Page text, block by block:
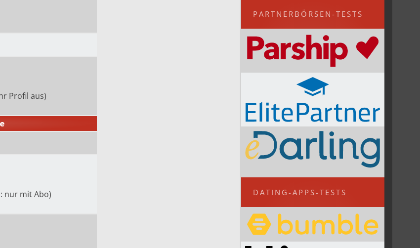
Profil aus)
nur mit Abo)
PARTNERBÖRSEN-TESTS
DATING-APPS-TESTS